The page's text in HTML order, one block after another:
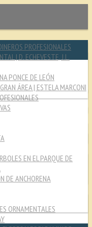
PROFESIONALES
| D. ECHEVESTE, J.L.
PONCE DE LEÓN
ÁREA | ESTELA MARCONI
EN EL PARQUE DE
DE ANCHORENA
ORNAMENTALES